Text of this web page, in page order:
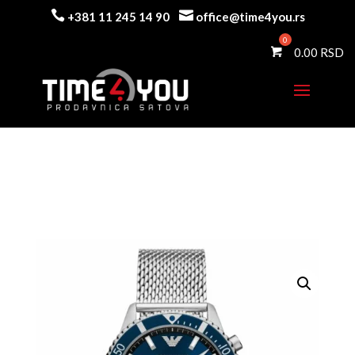
 +381 11 245 14 90  office@time4you.rs
0.00